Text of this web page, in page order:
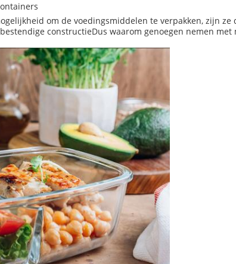
om de voedingsmiddelen te verpakken, zijn
constructieDus waarom genoegen nemen